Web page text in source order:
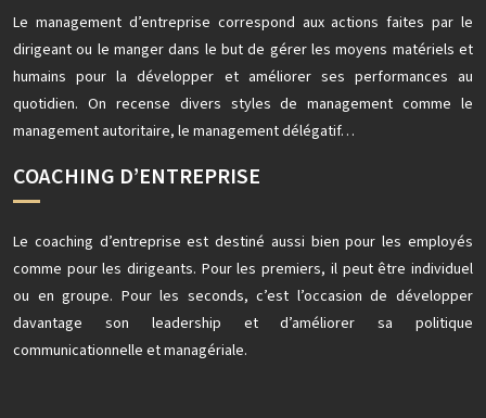
Le management d’entreprise correspond aux actions faites par le
dirigeant ou le manger dans le but de gérer les moyens matériels et
humains pour la développer et améliorer ses performances au
quotidien. On recense divers styles de management comme le
management autoritaire, le management délégatif…
COACHING D’ENTREPRISE
Le coaching d’entreprise est destiné aussi bien pour les employés
comme pour les dirigeants. Pour les premiers, il peut être individuel
ou en groupe. Pour les seconds, c’est l’occasion de développer
davantage son leadership et d’améliorer sa politique
communicationnelle et managériale.